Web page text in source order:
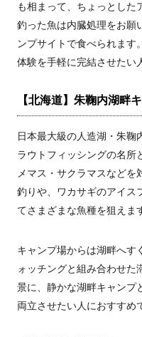
も相まって、ちょっとした
釣った魚は内臓処理をお願
ンプサイトで食べられます
体験を手軽に完結させたい
【北海道】朱鞠内湖畔
日本最大級の人造湖・朱鞠
ラウトフィッシングの名所
メマス・サクラマスなど
釣りや、ワカサギのアイス
てさまざまな魚種を狙えま
キャンプ場からは湖畔へす
ォッチングと組み合わせた
景に、静かな湖畔キャンプ
両立させたい人におすすめ